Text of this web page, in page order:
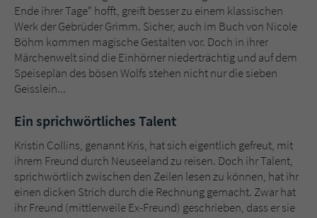
Ende ihrer Tage" hofft, greift besser zu einem klassischen
Werk der Gebrüder Grimm. Sicher, auch im Buch von Nicole
Böhm kommen magische Gestalten vor. Doch in ihrer
Märchenwelt sind die Einhörner niederträchtig und auf dem
Speiseplan des bösen Wolfs stehen nicht nur die sieben
Geisslein...
Ein sprichwörtliches Talent
Kristin Collins, genannt Kris, hat sich eigentlich gefreut, mit
ihrem Freund durch Neuseeland zu reisen. Doch ihr Talent,
sprichwörtlich zwischen den Zeilen lesen zu können, hat ihr
einen dicken Strich durch die Rechnung gemacht. Zwar hat
ihr Freund (mittlerweile Ex-Freund) geschrieben, dass er sie
Sicherheitscode des Kontaktformulars zu
überprüfen.